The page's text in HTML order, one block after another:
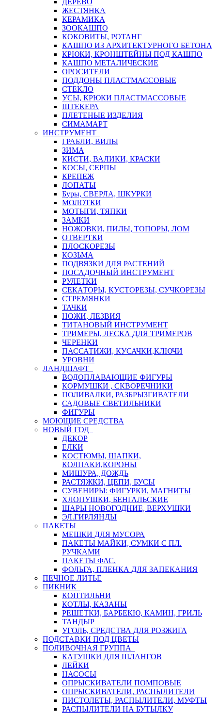
ДЕРЕВО
ЖЕСТЯНКА
КЕРАМИКА
ЗООКАШПО
КОКОВИТЫ, РОТАНГ
КАШПО ИЗ АРХИТЕКТУРНОГО БЕТОНА
КРЮКИ, КРОНШТЕЙНЫ ПОД КАШПО
КАШПО МЕТАЛИЧЕСКИЕ
ОРОСИТЕЛИ
ПОДДОНЫ ПЛАСТМАССОВЫЕ
СТЕКЛО
УСЫ, КРЮКИ ПЛАСТМАССОВЫЕ
ШТЕКЕРА
ПЛЕТЕНЫЕ ИЗДЕЛИЯ
СИМАМАРТ
ИНСТРУМЕНТ
ГРАБЛИ, ВИЛЫ
ЗИМА
КИСТИ, ВАЛИКИ, КРАСКИ
КОСЫ, СЕРПЫ
КРЕПЕЖ
ЛОПАТЫ
Буры, СВЕРЛА, ШКУРКИ
МОЛОТКИ
МОТЫГИ, ТЯПКИ
ЗАМКИ
НОЖОВКИ, ПИЛЫ, ТОПОРЫ, ЛОМ
ОТВЕРТКИ
ПЛОСКОРЕЗЫ
КОЗЬМА
ПОДВЯЗКИ ДЛЯ РАСТЕНИЙ
ПОСАДОЧНЫЙ ИНСТРУМЕНТ
РУЛЕТКИ
СЕКАТОРЫ, КУСТОРЕЗЫ, СУЧКОРЕЗЫ
СТРЕМЯНКИ
ТАЧКИ
НОЖИ, ЛЕЗВИЯ
ТИТАНОВЫЙ ИНСТРУМЕНТ
ТРИМЕРЫ, ЛЕСКА ДЛЯ ТРИМЕРОВ
ЧЕРЕНКИ
ПАССАТИЖИ, КУСАЧКИ,КЛЮЧИ
УРОВНИ
ЛАНДШАФТ
ВОДОПЛАВАЮЩИЕ ФИГУРЫ
КОРМУШКИ , СКВОРЕЧНИКИ
ПОЛИВАЛКИ, РАЗБРЫЗГИВАТЕЛИ
САДОВЫЕ СВЕТИЛЬНИКИ
ФИГУРЫ
МОЮЩИЕ СРЕДСТВА
НОВЫЙ ГОД
ДЕКОР
ЕЛКИ
КОСТЮМЫ, ШАПКИ,
КОЛПАКИ,КОРОНЫ
МИШУРА, ДОЖДЬ
РАСТЯЖКИ, ЦЕПИ, БУСЫ
СУВЕНИРЫ: ФИГУРКИ, МАГНИТЫ
ХЛОПУШКИ, БЕНГАЛЬСКИЕ
ШАРЫ НОВОГОДНИЕ, ВЕРХУШКИ
ЭЛ.ГИРЛЯНДЫ
ПАКЕТЫ
МЕШКИ ДЛЯ МУСОРА
ПАКЕТЫ МАЙКИ, СУМКИ С ПЛ.
РУЧКАМИ
ПАКЕТЫ ФАС.
ФОЛЬГА, ПЛЕНКА ДЛЯ ЗАПЕКАНИЯ
ПЕЧНОЕ ЛИТЬЕ
ПИКНИК
КОПТИЛЬНИ
КОТЛЫ, КАЗАНЫ
РЕШЕТКИ, БАРБЕКЮ, КАМИН, ГРИЛЬ
ТАНДЫР
УГОЛЬ, СРЕДСТВА ДЛЯ РОЗЖИГА
ПОДСТАВКИ ПОД ЦВЕТЫ
ПОЛИВОЧНАЯ ГРУППА
КАТУШКИ ДЛЯ ШЛАНГОВ
ЛЕЙКИ
НАСОСЫ
ОПРЫСКИВАТЕЛИ ПОМПОВЫЕ
ОПРЫСКИВАТЕЛИ, РАСПЫЛИТЕЛИ
ПИСТОЛЕТЫ, РАСПЫЛИТЕЛИ, МУФТЫ
РАСПЫЛИТЕЛИ НА БУТЫЛКУ